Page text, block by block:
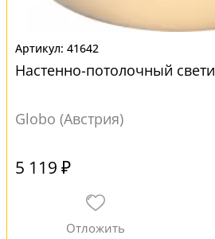
41642
Настенно-потолочный
Globo (Австрия)
5 119 ₽